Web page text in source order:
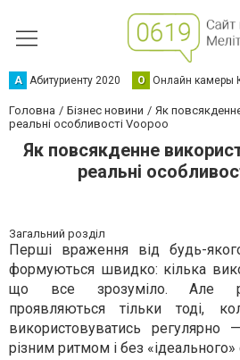
А Абитуриенту 2020 О Онлайн камеры
Головна Бізнес новини
Як
реальні особливості Voopoo
Як повсякденне
реальні
Загальний розділ
Перші враження від будь-
формуються швидко: кілька
що все зрозуміло. Але
проявляються тільки тоді,
використовуватись
різним ритмом і без